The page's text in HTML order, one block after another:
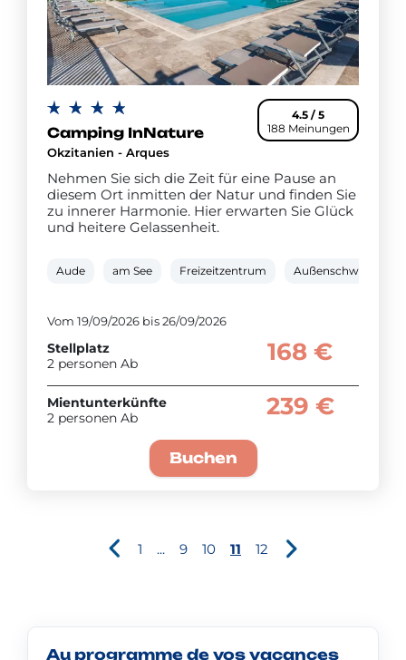
4.5 / 5
188 Meinungen
Camping InNature
Okzitanien - Arques
Nehmen Sie sich die Zeit für eine Pause an
diesem Ort inmitten der Natur und finden Sie
zu innerer Harmonie. Hier erwarten Sie Glück
und heitere Gelassenheit.
Aude am See Freizeitzentrum
Vom 19/09/2026 bis 26/09/2026
Stellplatz
2 personen Ab
168 €
Mientunterkünfte
2 personen Ab
239 €
Buchen
1 ... 9 10 11 12
Au programme de vos vacances